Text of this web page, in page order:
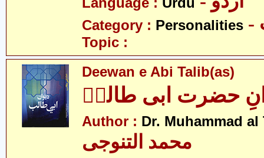
Category : Personalities
Topic :
Deewan e Abi Talib(as)
حضرت ابی طالبؑ
Author : Dr. Muhammad al
محمد التنوجی